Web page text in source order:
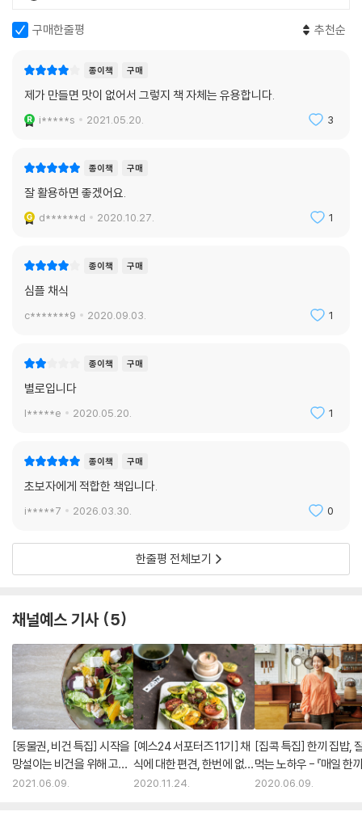
구매한줄평 추천순
종이책 구매
제가 만들면 맛이 없어서 그렇지 책 자체는 유용합니다.
i*****s 2021.05.20. 3
종이책 구매
잘 활용하면 좋겠어요.
d******d 2020.10.27. 1
종이책 구매
심플 채식
c*******9 2020.09.03. 1
종이책 구매
별로입니다
l*****e 2020.05.20. 1
종이책 구매
초보자에게 적합한 책입니다.
i*****7 2026.03.30. 0
한줄평 전체보기
채널예스 기사 5
[동물권, 비건 특집] 시작을
망설이는 비건을 위해 고른
6권의 책
2021.06.09.
[예스24 서포터즈 11기] 채
식에 대한 편견, 한번에 없애
는 레시피!
2020.11.24.
[집콕 특집] 한끼 집밥,
먹는 노하우 - 『매일 한
건 집밥』 이윤서
2020.06.09.